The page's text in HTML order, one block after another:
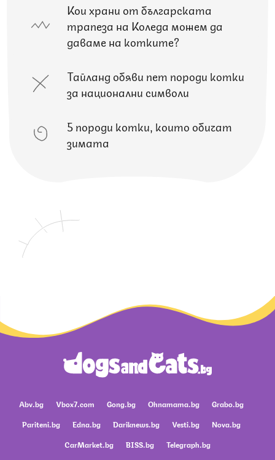
Кои храни от българската
трапеза на Коледа можем да
даваме на котките?
Тайланд обяви пет породи котки
за национални символи
5 породи котки, които обичат
зимата
Abv.bg Vbox7.com Gong.bg Ohnamama.bg
Grabo.bg
Pariteni.bg
Edna.bg Dariknews.bg Vesti.bg
Nova.bg
CarMarket.bg
BISS.bg Telegraph.bg